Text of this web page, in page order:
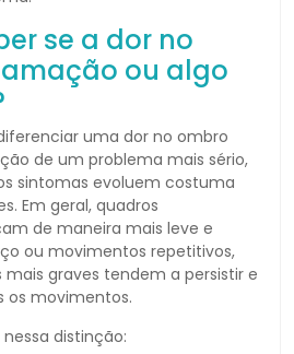
se a dor no
ou algo
uma dor no ombro
de um problema mais sério,
sintomas evoluem costuma
Em geral, quadros
de maneira mais leve e
ou movimentos repetitivos,
graves tendem a persistir e
os movimentos.
distinção: